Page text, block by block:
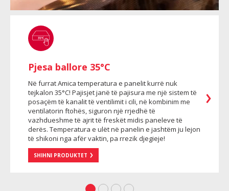
Pjesa ballore 35°C
Në furrat Amica temperatura e panelit kurrë nuk
tejkalon 35°C! Pajisjet janë të pajisura me një sistem të
posaçëm të kanalit të ventilimit i cili, në kombinim me
ventilatorin ftohës, siguron një rrjedhë të
vazhdueshme të ajrit të freskët midis paneleve të
derës. Temperatura e ulët në panelin e jashtëm ju lejon
të shikoni nga afër vaktin, pa rrezik djegieje!
SHIHNI PRODUKTET